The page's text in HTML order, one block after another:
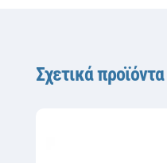
Σχετικά προϊόντα